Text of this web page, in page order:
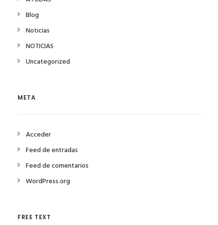
Blog
Noticias
NOTICIAS
Uncategorized
META
Acceder
Feed de entradas
Feed de comentarios
WordPress.org
FREE TEXT